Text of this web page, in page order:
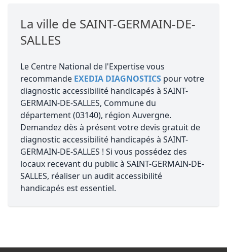
La ville de SAINT-GERMAIN-DE-
SALLES
Le Centre National de l'Expertise vous
recommande EXEDIA DIAGNOSTICS pour votre
diagnostic accessibilité handicapés à SAINT-
GERMAIN-DE-SALLES, Commune du
département (03140), région Auvergne.
Demandez dès à présent votre devis gratuit de
diagnostic accessibilité handicapés à SAINT-
GERMAIN-DE-SALLES ! Si vous possédez des
locaux recevant du public à SAINT-GERMAIN-DE-
SALLES, réaliser un audit accessibilité
handicapés est essentiel.